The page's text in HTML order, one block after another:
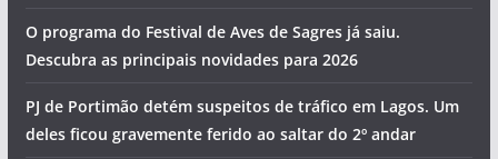
O programa do Festival de Aves de Sagres já saiu.
Descubra as principais novidades para 2026
PJ de Portimão detém suspeitos de tráfico em Lagos. Um
deles ficou gravemente ferido ao saltar do 2º andar